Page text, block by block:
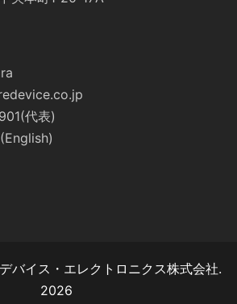
代表)
イス・エレクトロニクス株式会社.
2026